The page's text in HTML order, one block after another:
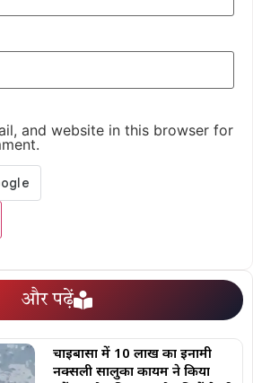
and website in this browser for
और पढ़ें
चाईबासा में 10 लाख का इनामी
नक्सली सालुका कायम ने किया